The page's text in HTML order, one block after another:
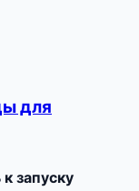
для
запуску